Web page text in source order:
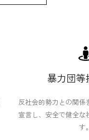
暴力団等
反社会的勢力との関係
宣言し、安全で健全な
す。